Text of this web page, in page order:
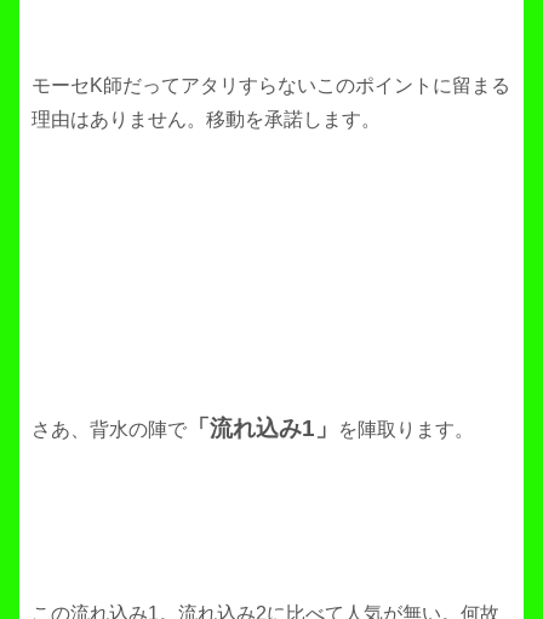
モーセK師だってアタリすらないこのポイントに留まる
理由はありません。移動を承諾します。
さあ、背水の陣で 「流れ込み1」 を陣取ります。
この流れ込み1。流れ込み2に比べて人気が無い。何故